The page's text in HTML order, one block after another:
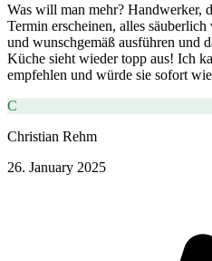
Was will man mehr? Handwerker,
Termin erscheinen, alles
und wunschgemäß ausführen und
Küche sieht wieder topp aus! Ich
empfehlen und würde sie sofort
C
Christian Rehm
26. January 2025